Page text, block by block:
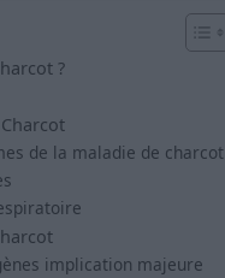
?
de la maladie de charcot
implication majeure